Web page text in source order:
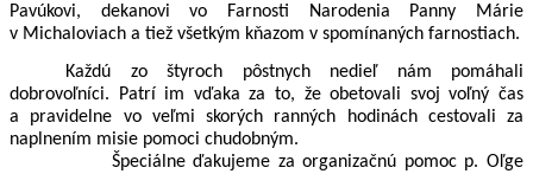
Pavúkovi, dekanovi vo Farnosti Narodenia Panny Márie
v Michaloviach a tiež všetkým kňazom v spomínaných farnostiach.
Každú zo štyroch pôstnych nedieľ nám pomáhali
dobrovoľníci. Patrí im vďaka za to, že obetovali svoj voľný čas
a pravidelne vo veľmi skorých ranných hodinách cestovali za
naplnením misie pomoci chudobným.
Špeciálne ďakujeme za organizačnú pomoc p. Oľge